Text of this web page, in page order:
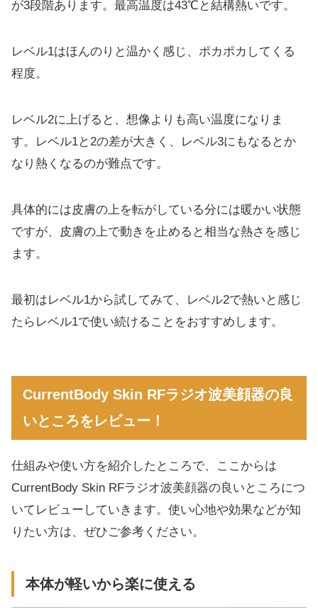
が3段階あります。最高温度は43℃と結構熱いです。
レベル1はほんのりと温かく感じ、ポカポカしてくる
程度。
レベル2に上げると、想像よりも高い温度になりま
す。レベル1と2の差が大きく、レベル3にもなるとか
なり熱くなるのが難点です。
具体的には皮膚の上を転がしている分には暖かい状態
ですが、皮膚の上で動きを止めると相当な熱さを感じ
ます。
最初はレベル1から試してみて、レベル2で熱いと感じ
たらレベル1で使い続けることをおすすめします。
CurrentBody Skin RFラジオ波美顔器の良
いところをレビュー！
仕組みや使い方を紹介したところで、ここからは
CurrentBody Skin RFラジオ波美顔器の良いところにつ
いてレビューしていきます。使い心地や効果などが知
りたい方は、ぜひご参考ください。
本体が軽いから楽に使える